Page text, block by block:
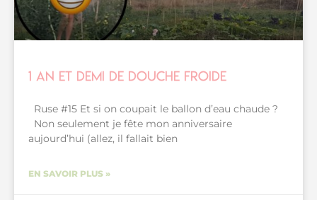
1 an et demi de douche froide
Ruse #15 Et si on coupait le ballon d’eau chaude ?
Non seulement je fête mon anniversaire
aujourd’hui (allez, il fallait bien
EN SAVOIR PLUS »